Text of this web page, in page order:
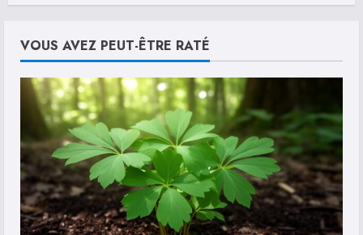
VOUS AVEZ PEUT-ÊTRE RATÉ